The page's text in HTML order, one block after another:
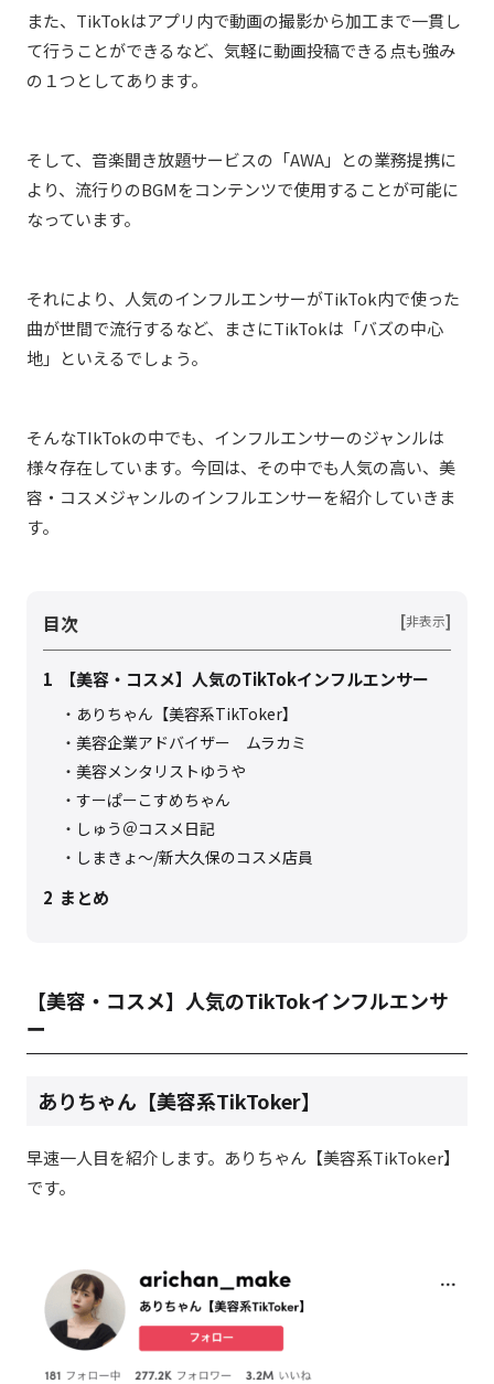
また、TikTokはアプリ内で動画の撮影から加工まで一貫し
て行うことができるなど、気軽に動画投稿できる点も強み
の１つとしてあります。
そして、音楽聞き放題サービスの「AWA」との業務提携に
より、流行りのBGMをコンテンツで使用することが可能に
なっています。
それにより、人気のインフルエンサーがTikTok内で使った
曲が世間で流行するなど、まさにTikTokは「バズの中心
地」といえるでしょう。
そんなTIkTokの中でも、インフルエンサーのジャンルは
様々存在しています。今回は、その中でも人気の高い、美
容・コスメジャンルのインフルエンサーを紹介していきま
す。
目次 [非表示]
1 【美容・コスメ】人気のTikTokインフルエンサー
ありちゃん【美容系TikToker】
美容企業アドバイザー ムラカミ
美容メンタリストゆうや
すーぱーこすめちゃん
しゅう＠コスメ日記
しまきょ〜/新大久保のコスメ店員
2 まとめ
【美容・コスメ】人気のTikTokインフルエンサ
ー
ありちゃん【美容系TikToker】
早速一人目を紹介します。ありちゃん【美容系TikToker】
です。